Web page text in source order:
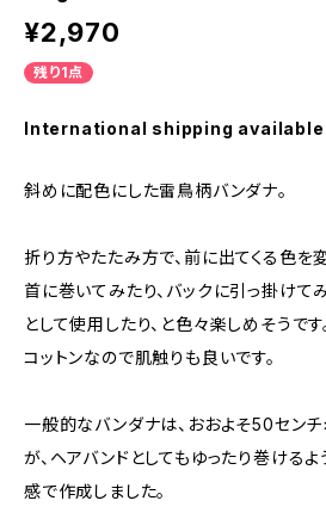
¥2,970
残り1点
International shipping available
斜めに配色にした雷鳥柄バンダナ。
折り方やたたみ方で、前に出てくる色を
首に巻いてみたり、バックに引っ掛けて
として使用したり、と色々楽しめそうです
コットンなので肌触りも良いです。
一般的なバンダナは、おおよそ50セン
が、ヘアバンドとしてもゆったり巻ける
感で作成しました。